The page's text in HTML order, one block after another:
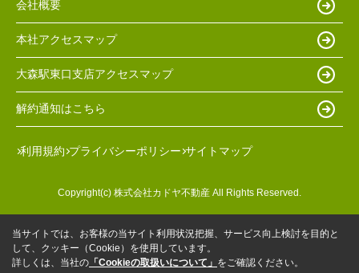
会社概要
本社アクセスマップ
大森駅東口支店アクセスマップ
解約通知はこちら
利用規約 プライバシーポリシー サイトマップ
Copyright(c) 株式会社カドヤ不動産 All Rights Reserved.
当サイトでは、お客様の当サイト利用状況把握、サービス向上検討を目的と
して、クッキー（Cookie）を使用しています。
詳しくは、当社の 「Cookieの取扱いについて」 をご確認ください。